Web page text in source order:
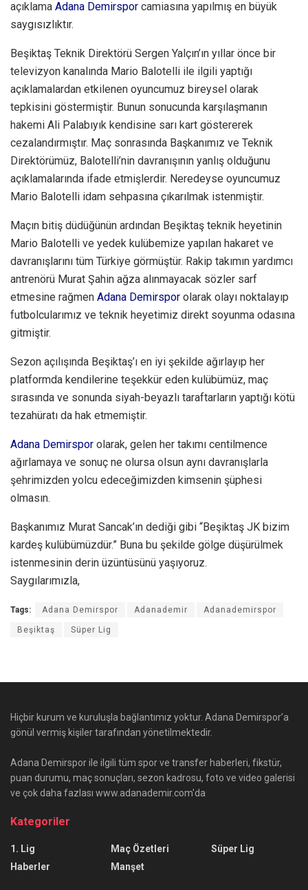
açıklama Adana Demirspor camiasına yapılmış en büyük
saygısızlıktır.
Beşiktaş Teknik Direktörü Sergen Yalçın’ın yıllar önce bir
televizyon kanalında Mario Balotelli ile ilgili yaptığı
açıklamalardan etkilenen oyuncumuz bireysel olarak
tepkisini göstermiştir. Bunun sonucunda karşılaşmanın
hakemi Ali Palabıyık kendisine sarı kart göstererek
cezalandırmıştır. Maç sonrasında Başkanımız ve Teknik
Direktörümüz, Balotelli’nin davranışının yanlış olduğunu
açıklamalarında ifade etmişlerdir. Neredeyse oyuncumuz
Mario Balotelli idam sehpasına çıkarılmak istenmiştir.
Maçın bitiş düdüğünün ardından Beşiktaş teknik heyetinin
Mario Balotelli ve yedek kulübemize yapılan hakaret ve
davranışlarını tüm Türkiye görmüştür. Rakip takımın yardımcı
antrenörü Murat Şahin ağza alınmayacak sözler sarf
etmesine rağmen Adana Demirspor olarak olayı noktalayıp
futbolcularımız ve teknik heyetimiz direkt soyunma odasına
gitmiştir.
Sezon açılışında Beşiktaş’ı en iyi şekilde ağırlayıp her
platformda kendilerine teşekkür eden kulübümüz, maç
sırasında ve sonunda siyah-beyazlı taraftarların yaptığı kötü
tezahüratı da hak etmemiştir.
Adana Demirspor olarak, gelen her takımı centilmence
ağırlamaya ve sonuç ne olursa olsun aynı davranışlarla
şehrimizden yolcu edeceğimizden kimsenin şüphesi
olmasın.
Başkanımız Murat Sancak’ın dediği gibi “Beşiktaş JK bizim
kardeş kulübümüzdür.” Buna bu şekilde gölge düşürülmek
istenmesinin derin üzüntüsünü yaşıyoruz.
Saygılarımızla,
Tags: Adana Demirspor Adanademir Adanademirspor
Beşiktaş Süper Lig
Hiçbir kurum ve kuruluşla bağlantımız yoktur. Adana Demirspor’a
gönül vermiş kişiler tarafından yönetilmektedir.
Adana Demirspor ile ilgili tüm spor ve transfer haberleri, fikstür,
puan durumu, maç sonuçları, sezon kadrosu, foto ve video galerisi
ve çok daha fazlası www.adanademir.com'da
Kategoriler
1. Lig
Haberler
Maç Özetleri
Manşet
Süper Lig